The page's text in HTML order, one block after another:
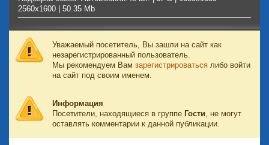
2560х1600 | 50.35 Mb
Уважаемый посетитель, Вы зашли на сайт как
незарегистрированный пользователь.
Мы рекомендуем Вам зарегистрироваться либо войти
на сайт под своим именем.
Информация
Посетители, находящиеся в группе Гости , не могут
оставлять комментарии к данной публикации.